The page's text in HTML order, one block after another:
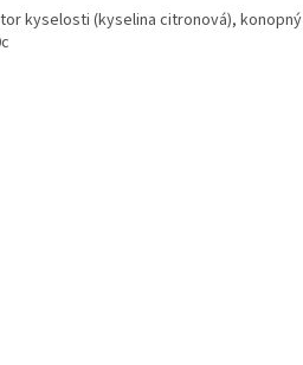
kyselosti (kyselina citronová),